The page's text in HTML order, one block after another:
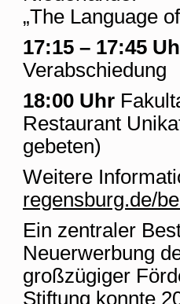
„The Language
17:15 – 17:45
Verabschiedung
18:00 Uhr
Restaurant
gebeten)
Weitere
regensburg.de/
Ein zentraler
Neuerwerbung
großzügiger
Stiftung konnte